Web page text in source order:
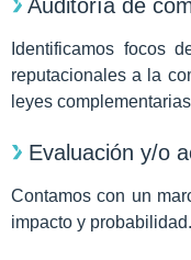
Auditoría de
Identificamos focos
reputacionales a la
leyes
Evaluación y/o
Contamos con un
impacto y probabilidad.